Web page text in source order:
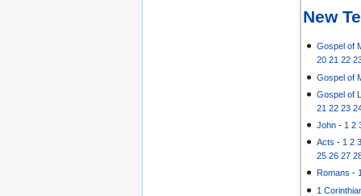
New
Gospel of
20 21 22
Gospel of
Gospel of
21 22 23
John - 1 2
Acts - 1 2
25 26 27
Romans -
1